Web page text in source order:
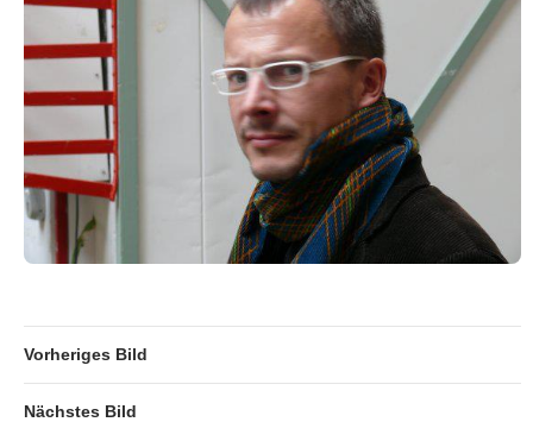
Vorheriges Bild
Nächstes Bild